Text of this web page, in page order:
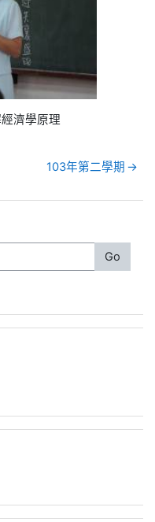
濟學原理
103年第二學期 →
Go